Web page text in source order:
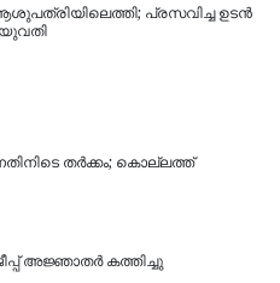
പ്രസവിച്ച ഉടൻ
യുവതി
തര്‍ക്കം; കൊല്ലത്ത്
അജ്ഞാതർ കത്തിച്ചു